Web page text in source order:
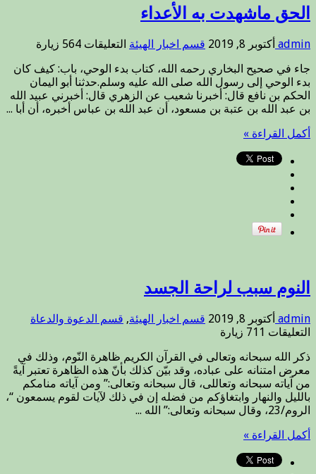
الحق ماشهدت به الأعداء
admin أكتوبر 8, 2019 قسم اخبار الهيئة التعليقات على
ماشهدت
به
الأعداء
مغلقة
564 زيارة
جاء في صحيح البخاري رحمه الله، كتاب بدء الوحي، باب: كيف كان
بدء الوحي إلى رسول الله صلى الله عليه وسلم.حدثنا أبو اليمان
الحكم بن نافع قال: أخبرنا شعيب عن الزهري قال: أخبرني عبيد الله
بن عبد الله بن عتبة بن مسعود، أن عبد الله بن عباس أخبره، أن أبا ...
أكمل القراءة »
النوم سبب لراحة الجسد
admin أكتوبر 8, 2019 قسم اخبار الهيئة, قسم الدعوة والدعاة
التعليقات على
سبب
لراحة
الجسد
مغلقة
711 زيارة
ذكر الله سبحانه وتعالى في القرآن الكريم ظاهرة النّوم، وذلك في
معرض امتنانه على عباده، وقد بيّن كذلك بأنّ هذه الظاهرة تعتبر آيةً
من آياته سبحانه وتعاللى، قال سبحانه وتعالى:” ومن آياته منامكم
بالليل والنهار وابتغاؤكم من فضله إن في ذلك لآيات لقوم يسمعون “،
الروم/23، وقال سبحانه وتعالى:” الله ...
أكمل القراءة »